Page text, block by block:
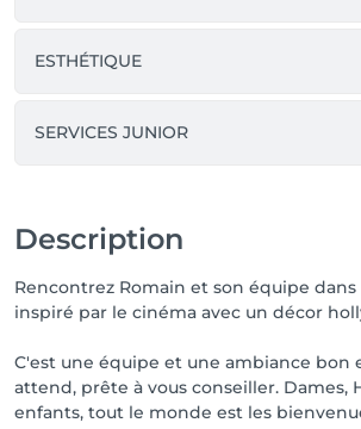
ESTHÉTIQUE
SERVICES JUNIOR
Description
Rencontrez Romain et son équipe
inspiré par le cinéma avec un décor
C'est une équipe et une ambiance bon
attend, prête à vous conseiller. Dames,
enfants, tout le monde est les